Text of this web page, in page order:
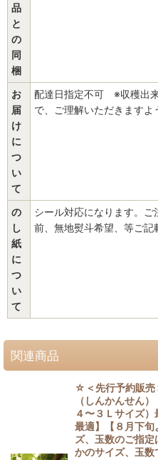
品
と
の
同
梱
お
届
け
に
つ
い
て
配達日指定不可 ※収穫出
で、ご理解いただきますよ
の
し
紙
に
つ
い
て
シール対応になります。
前、無地熨斗希望、等ご記
関連商品
☆＜先行予約販売
（しんかんせん
４〜３Ｌサイズ）
最適】【８月下
ズ、玉数のご指
かのサイズ、玉数